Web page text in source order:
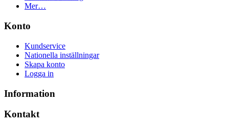
Mer…
Konto
Kundservice
Nationella inställningar
Skapa konto
Logga in
Information
Kontakt